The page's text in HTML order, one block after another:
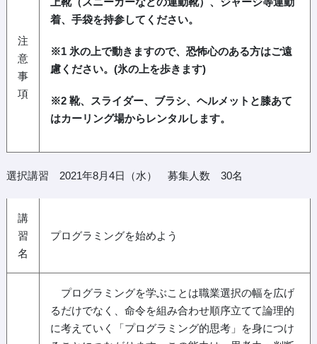
注
意
事
項
着、手袋を持参してください。
※1 氷の上で動きますので、恐怖心のある方はご遠
慮ください。(氷の上を歩きます)
※2 靴、スライダー、ブラシ、ヘルメットと膝あて
はカーリング場からレンタルします。
選択講習 2021年8月4日（水） 募集人数 30名
講
習
名
プログラミングを始めよう
プログラミングを学ぶことは職業選択の幅を広げ
るだけでなく、命令を組み合わせ順序立てて論理的
に考えていく「プログラミング的思考」を身につけ